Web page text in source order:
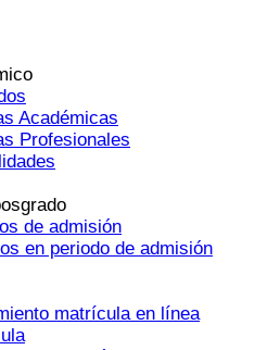
Académicas
Profesionales
de admisión
en periodo de admisión
matrícula en línea